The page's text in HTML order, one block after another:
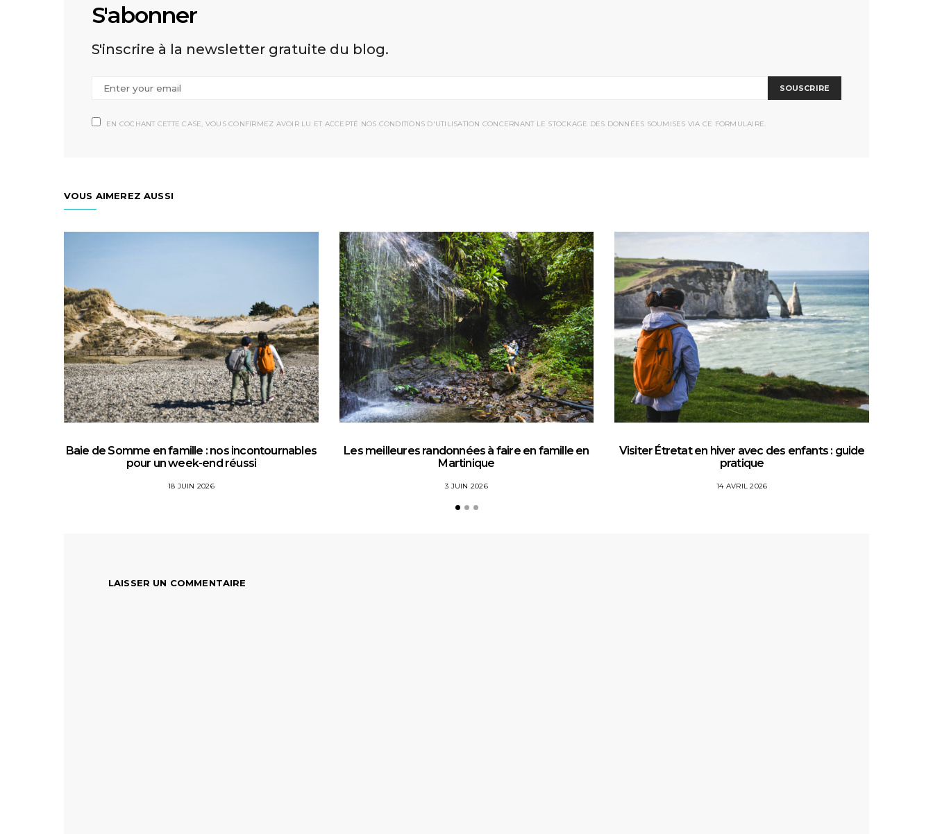
S'abonner
S'inscrire à la newsletter gratuite du blog.
SOUSCRIRE
EN COCHANT CETTE CASE, VOUS CONFIRMEZ AVOIR LU ET ACCEPTÉ NOS CONDITIONS D'UTILISATION CONCERNANT LE STOCKAGE DES DONNÉES SOUMISES VIA CE FORMULAIRE.
VOUS AIMEREZ AUSSI
Baie de Somme en famille : nos incontournables
pour un week-end réussi
18 JUIN 2026
Les meilleures randonnées à faire en famille en
Martinique
3 JUIN 2026
Visiter Étretat en hiver avec des enfants : guide
pratique
14 AVRIL 2026
LAISSER UN COMMENTAIRE